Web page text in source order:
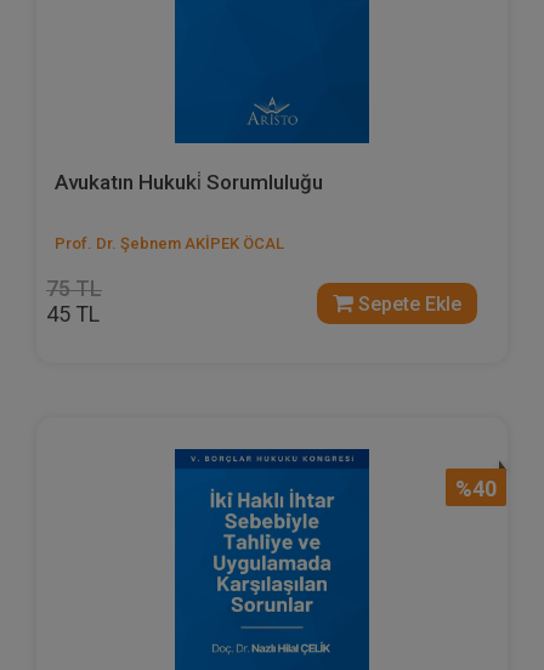
Avukatın Hukuki̇ Sorumluluğu
Prof. Dr. Şebnem AKİPEK ÖCAL
75 TL
45 TL Sepete Ekle
%40